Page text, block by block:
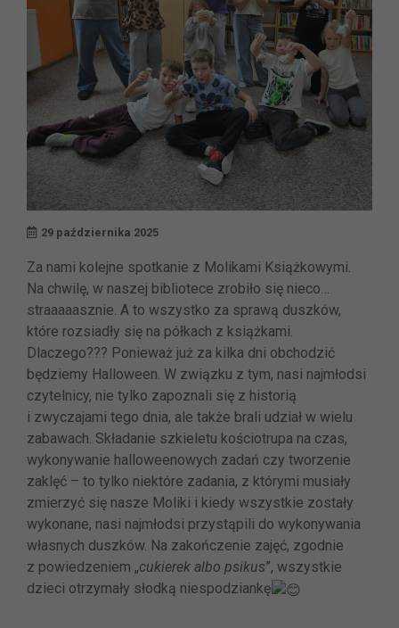
29 października 2025
Za nami kolejne spotkanie z Molikami Książkowymi.
Na chwilę, w naszej bibliotece zrobiło się nieco…
straaaaasznie. A to wszystko za sprawą duszków,
które rozsiadły się na półkach z książkami.
Dlaczego??? Ponieważ już za kilka dni obchodzić
będziemy Halloween. W związku z tym, nasi najmłodsi
czytelnicy, nie tylko zapoznali się z historią
i zwyczajami tego dnia, ale także brali udział w wielu
zabawach. Składanie szkieletu kościotrupa na czas,
wykonywanie halloweenowych zadań czy tworzenie
zaklęć – to tylko niektóre zadania, z którymi musiały
zmierzyć się nasze Moliki i kiedy wszystkie zostały
wykonane, nasi najmłodsi przystąpili do wykonywania
własnych duszków. Na zakończenie zajęć, zgodnie
z powiedzeniem „cukierek albo psikus”, wszystkie
dzieci otrzymały słodką niespodziankę